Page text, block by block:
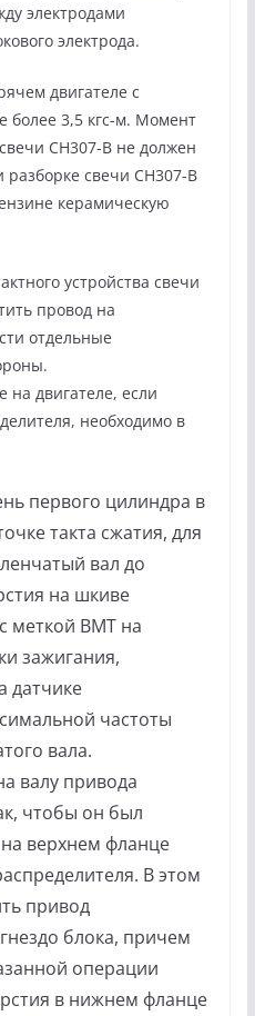
электродами
электрода.
двигателе с
более 3,5 кгс-м. Момент
СН307-В не должен
свечи СН307-В
керамическую
устройства свечи
провод на
отдельные
на двигателе, если
необходимо в
первого цилиндра в
такта сжатия, для
вал до
на шкиве
меткой ВМТ на
зажигания,
датчике
частоты
вала.
валу привода
чтобы он был
верхнем фланце
В этом
привод
блока, причем
операции
в нижнем фланце